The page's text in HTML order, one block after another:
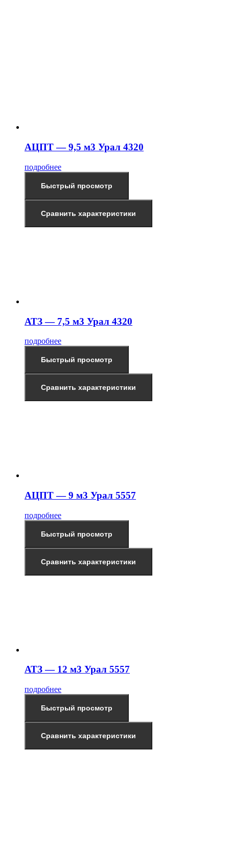
АЦПТ — 9,5 м3 Урал 4320
подробнее
Быстрый просмотр
Сравнить характеристики
АТЗ — 7,5 м3 Урал 4320
подробнее
Быстрый просмотр
Сравнить характеристики
АЦПТ — 9 м3 Урал 5557
подробнее
Быстрый просмотр
Сравнить характеристики
АТЗ — 12 м3 Урал 5557
подробнее
Быстрый просмотр
Сравнить характеристики